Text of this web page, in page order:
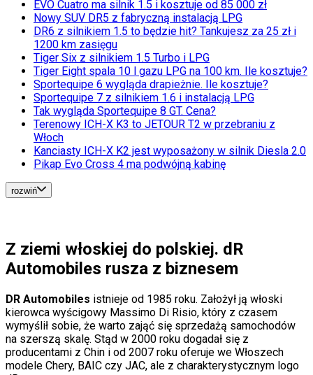
Sport
Piłka nożna
Siatkówka
Tenis
F1
Kolarstwo
Koszykówka
Lekkoatletyka
Nostalgia
Łamigłówki
Kartka z kalendarza
Kultowe przeboje
Porady z tamtych lat
Przepisy
Podróże
Polska
Świat
Ubezpieczenie
Moja szkoła
Pogoda
Moto
Quizy
EVO Cuatro ma silnik 1.5 i kosztuje od 85 000 zł
Nowy SUV DR5 z fabryczną instalacją LPG
DR6 z silnikiem 1.5 to będzie hit? Tankujesz za 25 zł i
1200 km zasięgu
Tiger Six z silnikiem 1.5 Turbo i LPG
Tiger Eight spala 10 l gazu LPG na 100 km. Ile kosztuje?
Sportequipe 6 wygląda drapieżnie. Ile kosztuje?
Sportequipe 7 z silnikiem 1.6 i instalacją LPG
Tak wygląda Sportequipe 8 GT. Cena?
Terenowy ICH-X K3 to JETOUR T2 w przebraniu z
Włoch
Kanciasty ICH-X K2 jest wyposażony w silnik Diesla 2.0
Pikap Evo Cross 4 ma podwójną kabinę
rozwiń
Z ziemi włoskiej do polskiej. dR
Automobiles rusza z biznesem
DR Automobiles istnieje od 1985 roku. Założył ją włoski
kierowca wyścigowy Massimo Di Risio, który z czasem
wymyślił sobie, że warto zająć się sprzedażą samochodów
na szerszą skalę. Stąd w 2000 roku dogadał się z
producentami z Chin i od 2007 roku oferuje we Włoszech
modele Chery, BAIC czy JAC, ale z charakterystycznym logo